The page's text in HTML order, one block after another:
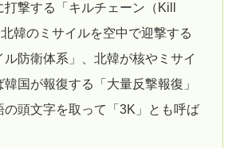
撃する「キルチェーン（Kill
韓のミサイルを空中で迎撃する
ル防衛体系」、北韓が核やミサイ
国が報復する「大量反撃報復」
の頭文字を取って「3K」とも呼ば